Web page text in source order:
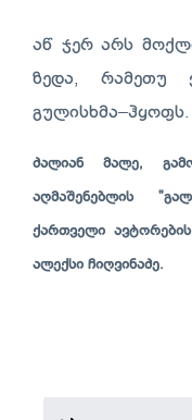
აწ ჯერ არს
ზედა, რამეთუ
გულისხმა–ჰყოფს.
ძალიან მალე,
აღმაშენებლის
ქართველი
ალექსი ჩიღვინაძე.